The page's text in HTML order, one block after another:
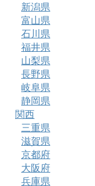
新潟県
富山県
石川県
福井県
山梨県
長野県
岐阜県
静岡県
関西
三重県
滋賀県
京都府
大阪府
兵庫県